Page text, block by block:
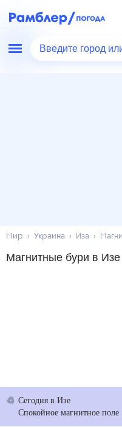
Введите город
Мир Украина Иза
Магнитные бури в Изе
Сегодняв Изе
Спокойное магнитное